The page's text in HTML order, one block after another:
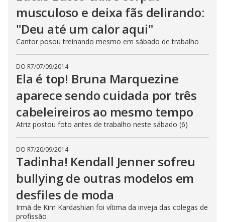
musculoso e deixa fãs delirando:
"Deu até um calor aqui"
Cantor posou treinando mesmo em sábado de trabalho
DO R7/07/09/2014
Ela é top! Bruna Marquezine
aparece sendo cuidada por três
cabeleireiros ao mesmo tempo
Atriz postou foto antes de trabalho neste sábado (6)
DO R7/20/09/2014
Tadinha! Kendall Jenner sofreu
bullying de outras modelos em
desfiles de moda
Irmã de Kim Kardashian foi vítima da inveja das colegas de
profissão